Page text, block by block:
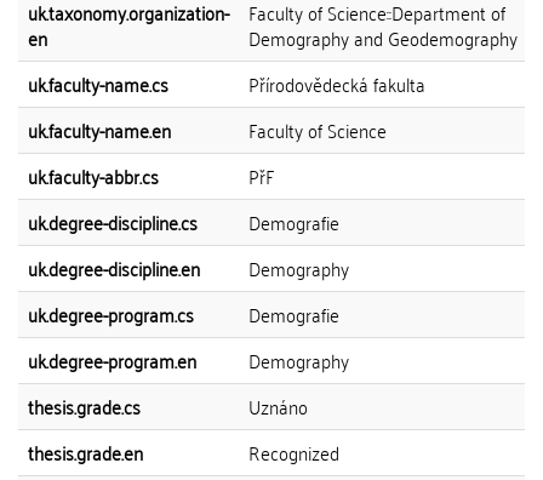
uk.taxonomy.organization-
en
Faculty of Science::Department of
Demography and Geodemography
uk.faculty-name.cs
Přírodovědecká fakulta
uk.faculty-name.en
Faculty of Science
uk.faculty-abbr.cs
PřF
uk.degree-discipline.cs
Demografie
uk.degree-discipline.en
Demography
uk.degree-program.cs
Demografie
uk.degree-program.en
Demography
thesis.grade.cs
Uznáno
thesis.grade.en
Recognized